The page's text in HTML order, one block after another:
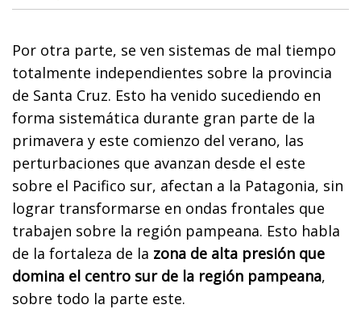
Por otra parte, se ven sistemas de mal tiempo
totalmente independientes sobre la provincia
de Santa Cruz. Esto ha venido sucediendo en
forma sistemática durante gran parte de la
primavera y este comienzo del verano, las
perturbaciones que avanzan desde el este
sobre el Pacifico sur, afectan a la Patagonia, sin
lograr transformarse en ondas frontales que
trabajen sobre la región pampeana. Esto habla
de la fortaleza de la zona de alta presión que
domina el centro sur de la región pampeana,
sobre todo la parte este.